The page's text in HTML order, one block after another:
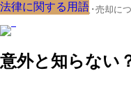
クルマの大辞典、購入･売却に
意外と知らない
法律に関する用語
法律に関する用語
法律に関する用語
法律に関する用語
法律に関する用語
法律に関する用語
法律に関する用語
法律に関する用語
法律に関する用語